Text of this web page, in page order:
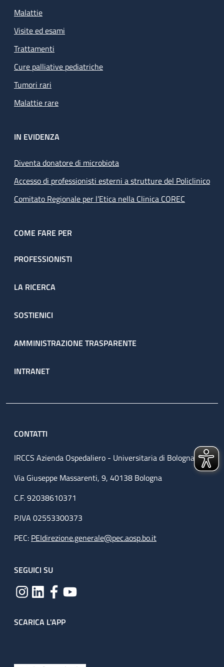
Malattie
Visite ed esami
Trattamenti
Cure palliative pediatriche
Tumori rari
Malattie rare
IN EVIDENZA
Diventa donatore di microbiota
Accesso di professionisti esterni a strutture del Policlinico
Comitato Regionale per l’Etica nella Clinica COREC
COME FARE PER
PROFESSIONISTI
LA RICERCA
SOSTIENICI
AMMINISTRAZIONE TRASPARENTE
INTRANET
CONTATTI
IRCCS Azienda Ospedaliero - Universitaria di Bologna
Via Giuseppe Massarenti, 9, 40138 Bologna
C.F. 92038610371
P.IVA 02553300373
PEC: PEIdirezione.generale@pec.aosp.bo.it
SEGUICI SU
SCARICA L'APP